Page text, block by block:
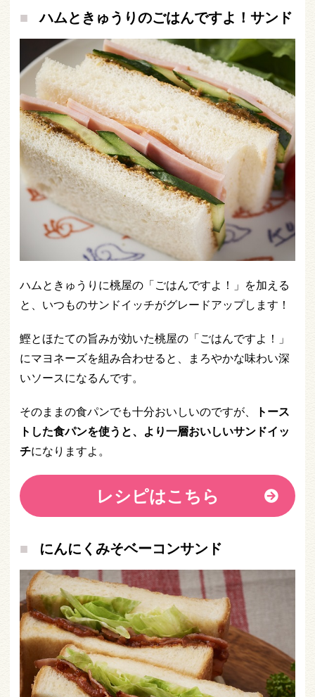
ハムときゅうりのごはんですよ！サンド
ハムときゅうりに桃屋の「ごはんですよ！」を加える
と、いつものサンドイッチがグレードアップします！
鰹とほたての旨みが効いた桃屋の「ごはんですよ！」
にマヨネーズを組み合わせると、まろやかな味わい深
いソースになるんです。
そのままの食パンでも十分おいしいのですが、
トース
トした食パンを使うと、より一層おいしいサンドイッ
チになりますよ。
レシピはこちら
にんにくみそベーコンサンド